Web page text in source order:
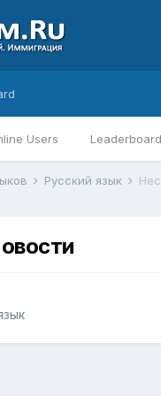
Users Leaderboard
Русский язык